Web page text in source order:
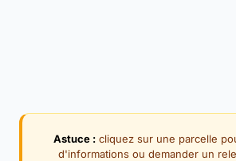
Astuce : cliquez sur une parcelle
d'informations ou demander un